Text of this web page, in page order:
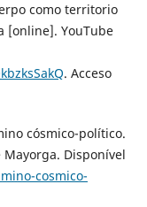
como territorio
[online]. YouTube
. Acceso
cósmico-político.
Disponível
cosmico-